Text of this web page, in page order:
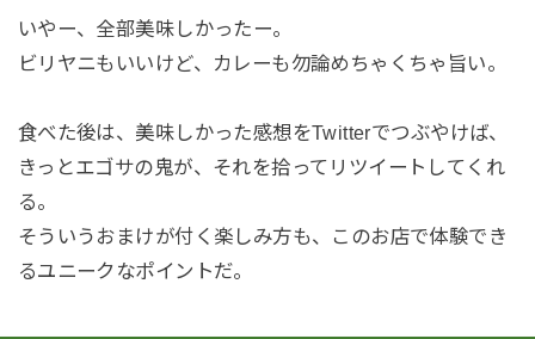
いやー、全部美味しかったー。
ビリヤニもいいけど、カレーも勿論めちゃくちゃ旨い。
食べた後は、美味しかった感想をTwitterでつぶやけば、
きっとエゴサの鬼が、それを拾ってリツイートしてくれ
る。
そういうおまけが付く楽しみ方も、このお店で体験でき
るユニークなポイントだ。